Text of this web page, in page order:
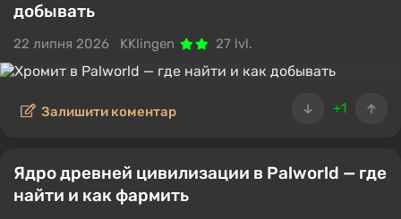
добывать
22 липня 2026 KKlingen 27 lvl.
+1
Залишити коментар
Ядро древней цивилизации в Palworld — где
найти и как фармить